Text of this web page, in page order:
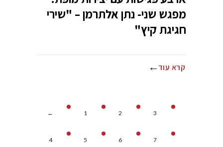
מפגש שני- נתן אלתרמן – "שירי
חגיגת קיץ"
קרא עוד
← 1 2 3
4 5 6 7